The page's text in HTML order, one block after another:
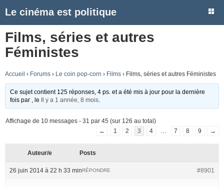
Le cinéma est politique
Films, séries et autres
Féministes
Accueil › Forums › Le coin pop-corn › Films › Films, séries et autres Féministes
Ce sujet contient 125 réponses, 4 ps. et a été mis à jour pour la dernière
fois par
, le Il y a 1 année, 8 mois
Affichage de 10 messages - 31 par 45 (sur 126 au total)
←
1 2 3 4 7 8 9 →
Auteur/e Posts
26 juin 2014 à 22 h 33 min #8901
RÉPONDRE